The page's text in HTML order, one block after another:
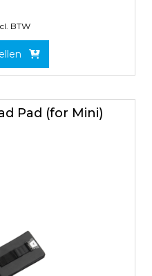
BTW
Pad (for Mini)